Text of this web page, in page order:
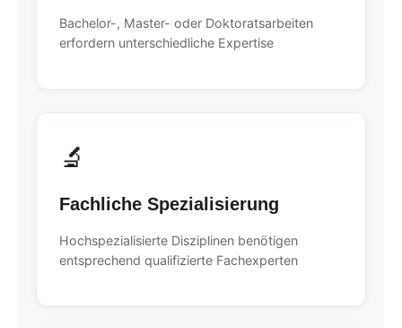
Bachelor-, Master- oder Doktoratsarbeiten
erfordern unterschiedliche Expertise
🔬
Fachliche Spezialisierung
Hochspezialisierte Disziplinen benötigen
entsprechend qualifizierte Fachexperten